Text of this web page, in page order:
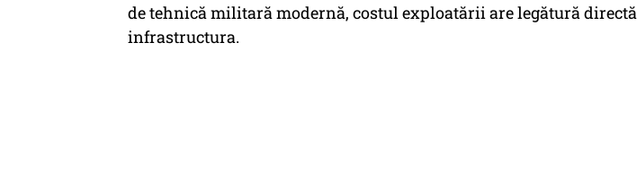
de tehnică militară modernă, costul exploatării are legătură
infrastructura.